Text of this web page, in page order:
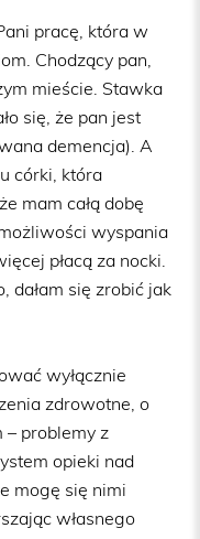
pracę, która w
Chodzący pan,
mieście. Stawka
się, że pan jest
demencja). A
córki, która
mam całą dobę
wyspania
płacą za nocki.
dałam się zrobić jak
wyłącznie
zdrowotne, o
– problemy z
opieki nad
mogę się nimi
własnego